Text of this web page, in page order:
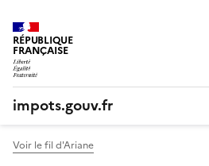
RÉPUBLIQUE
FRANÇAISE
impots.gouv.fr
Voir le fil d'Ariane